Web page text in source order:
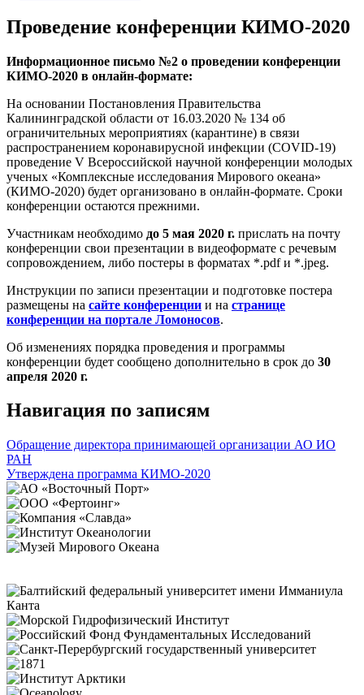
Проведение конференции КИМО-2020
Информационное письмо №2 о проведении конференции
КИМО-2020 в онлайн-формате:
На основании Постановления Правительства
Калининградской области от 16.03.2020 № 134 об
ограничительных мероприятиях (карантине) в связи
распространением коронавирусной инфекции (COVID-19)
проведение V Всероссийской научной конференции молодых
ученых «Комплексные исследования Мирового океана»
(КИМО-2020) будет организовано в онлайн-формате. Сроки
конференции остаются прежними.
Участникам необходимо до 5 мая 2020 г. прислать на почту
конференции свои презентации в видеоформате с речевым
сопровождением, либо постеры в форматах *.pdf и *.jpeg.
Инструкции по записи презентации и подготовке постера
размещены на сайте конференции и на странице
конференции на портале Ломоносов.
Об изменениях порядка проведения и программы
конференции будет сообщено дополнительно в срок до 30
апреля 2020 г.
Навигация по записям
Обращение директора принимающей организации АО ИО
РАН
Утверждена программа КИМО-2020